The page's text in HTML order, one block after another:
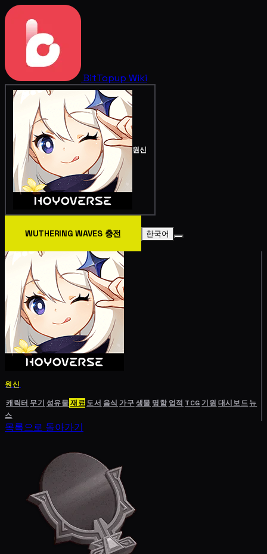
BitTopup Wiki
원신
WUTHERING WAVES 충전 한국어
원신
캐릭터 무기 성유물재료도서 음식 가구생물 명함 업적 TCG기원 대시보드뉴
스
목록으로 돌아가기